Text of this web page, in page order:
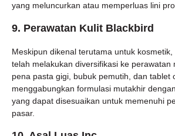
yang meluncurkan atau memperluas lini
9. Perawatan Kulit Blackbird
Meskipun dikenal terutama untuk
telah melakukan diversifikasi ke perawatan
pena pasta gigi, bubuk pemutih, dan tablet
menggabungkan formulasi mutakhir
yang dapat disesuaikan untuk memenuhi
pasar.